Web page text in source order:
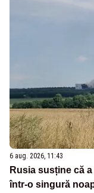
6 aug. 2026, 11:43
Rusia susține că
într-o singură